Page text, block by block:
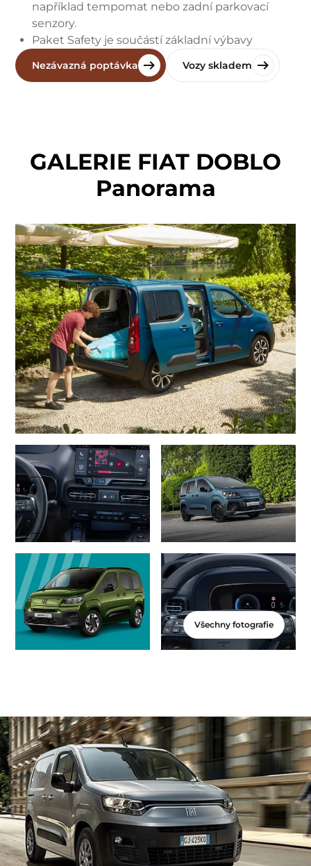
například tempomat nebo zadní parkovací
senzory.
Paket Safety je součástí základní výbavy
Nezávazná poptávka Vozy skladem
GALERIE FIAT DOBLO
Panorama
Všechny fotografie